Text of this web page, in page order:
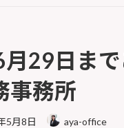
月29日ま
事務所
5月8日 aya-office